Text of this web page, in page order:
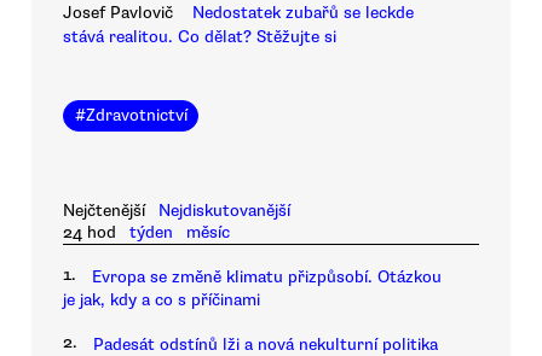
Josef Pavlovič
Nedostatek zubařů se leckde
stává realitou. Co dělat? Stěžujte si
#Zdravotnictví
Nejčtenější
Nejdiskutovanější
24 hod
týden měsíc
1.
Evropa se změně klimatu přizpůsobí. Otázkou
je jak, kdy a co s příčinami
2. Padesát odstínů lži a nová nekulturní politika